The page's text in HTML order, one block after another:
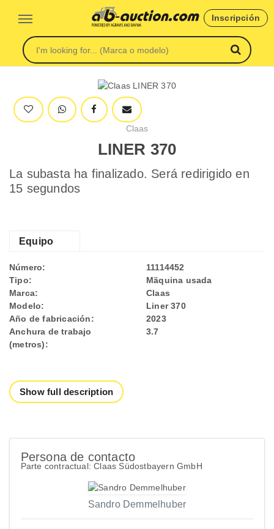
Inscripción
Claas
LINER 370
La subasta ha finalizado. Será redirigido en
15 segundos
Equipo
Número:
11114452
Tipo:
Mäquina usada
Marca:
Claas
Modelo:
Liner 370
Año de fabricación:
2023
Anchura de trabajo
(metros):
3.7
Show full description
Persona de contacto
Parte contractual: Claas Südostbayern GmbH
Sandro Demmelhuber